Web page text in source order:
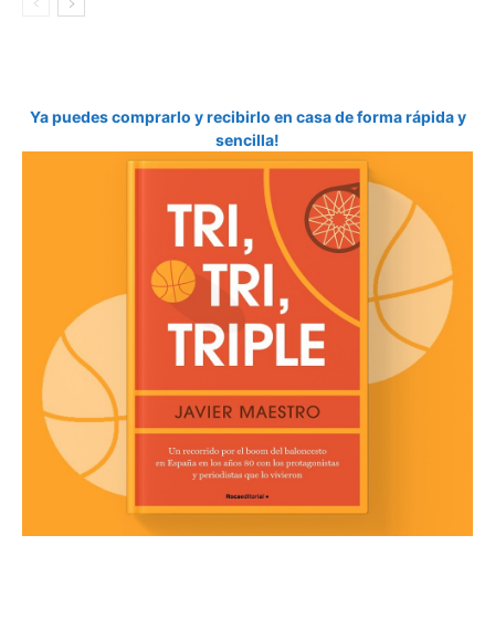
Ya puedes comprarlo y recibirlo en casa de forma rápida y
sencilla!